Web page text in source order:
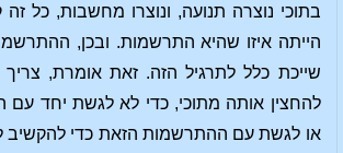
בתוכי נוצרה תנועה, ונוצרו מחשבות, כל
הייתה איזו שהיא התרשמות. ובכן,
שייכת כלל לתרגיל הזה. זאת אומרת, צריך
להחצין אותה מתוכי, כדי לא לגשת יחד
או לגשת עם ההתרשמות הזאת כדי להקשיב